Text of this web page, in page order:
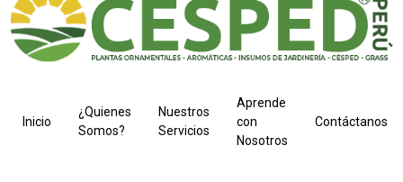
Inicio
¿Quienes
Somos?
Nuestros
Servicios
Aprende
con
Nosotros
Contáctanos